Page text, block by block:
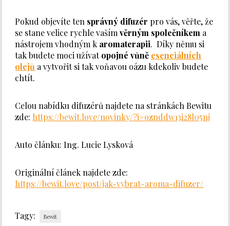
Pokud objevíte ten správný difuzér pro vás, věřte, že
se stane velice rychle vašímvěrným společníkem a
nástrojem vhodným k aromaterapii. Díky němu si
tak budete moci užívatopojné vůně esenciálních
olejů a vytvořit si tak voňavou oázu kdekoliv budete
chtít.
Celou nabídku difuzérů najdete na stránkách Bewitu
zde: https://bewit.love/novinky/?i=oznddw13i28l05nj
Auto článku: Ing. Lucie Lysková
Originální článek najdete zde:
https://bewit.love/post/jak-vybrat-aroma-difuzer/
Tagy: Bewit